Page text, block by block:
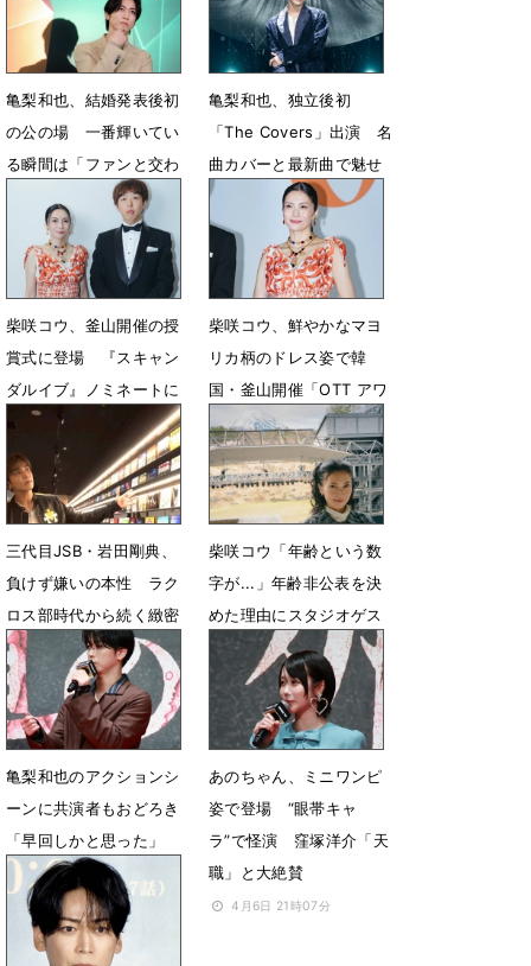
亀梨和也、結婚発表後初
の公の場 一番輝いてい
る瞬間は「ファンと交わ
7月22日 19時00分
亀梨和也、独立後初
「The Covers」出演 名
曲カバーと最新曲で魅せ
る“今”の表情
6月23日 14時23分
柴咲コウ、釜山開催の授
賞式に登場 『スキャン
ダルイブ』ノミネートに
感激「幸せ」
6月22日 08時02分
柴咲コウ、鮮やかなマヨ
リカ柄のドレス姿で韓
国・釜山開催「OTT アワ
ード」レカペに登場
6月21日 19時47分
三代目JSB・岩田剛典、
負けず嫌いの本性 ラク
ロス部時代から続く緻密
な戦略を解剖
4月17日 15時24分
柴咲コウ「年齢という数
字が...」年齢非公表を決
めた理由にスタジオゲス
トもびっくり
4月17日 15時00分
亀梨和也のアクションシ
ーンに共演者もおどろき
「早回しかと思った」
4月7日 12時06分
あのちゃん、ミニワンピ
姿で登場 “眼帯キャ
ラ”で怪演 窪塚洋介「天
職」と大絶賛
4月6日 21時07分